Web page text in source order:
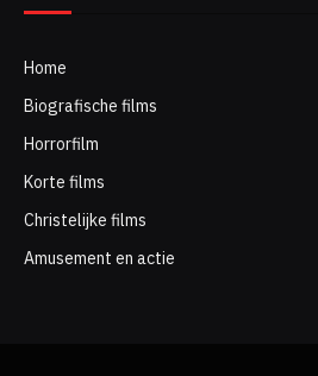
Home
Biografische films
Horrorfilm
Korte films
Christelijke films
Amusement en actie